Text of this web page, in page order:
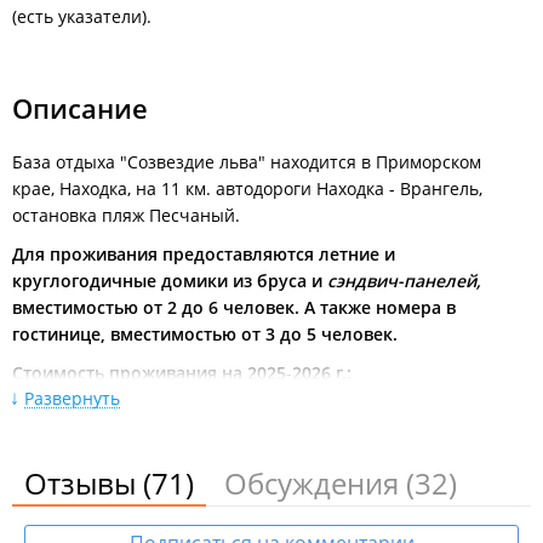
(есть указатели).
Описание
База отдыха "Созвездие льва" находится в Приморском
крае, Находка, на 11 км. автодороги Находка - Врангель,
остановка пляж Песчаный.
Для проживания предоставляются летние и
круглогодичные домики из бруса и сэндвич-панелей,
вместимостью от 2 до 6 человек. А также номера в
гостинице, вместимостью от 3 до 5 человек.
Стоимость проживания на 2025-2026 г.:
Дом 4-местный, 2-комнатный (№ 0, 1, 2, 3, 4).
Оснащение:санузел (душевая кабина, титан, горячая/
холодная вода), ТВ, холодильник, чайник.
Развернуть
Отзывы (71) Обсуждения (32)